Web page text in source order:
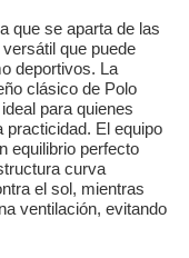
que se aparta de las
que puede
deportivos. La
clásico de Polo
para quienes
practicidad. El equipo
equilibrio perfecto
curva
el sol, mientras
ventilación, evitando